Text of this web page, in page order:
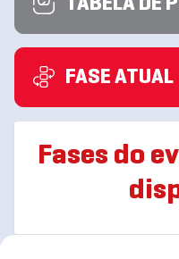
TABELA DE
FASE ATUAL
Fases do